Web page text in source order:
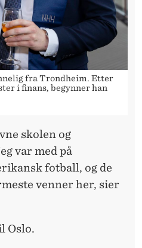
fra Trondheim. Etter
i finans, begynner han
skolen og
var med på
fotball, og de
venner her, sier
Oslo.